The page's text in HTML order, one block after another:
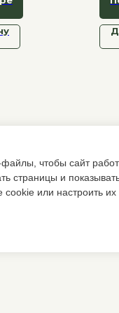
чтобы сайт
страницы и
или настроить их